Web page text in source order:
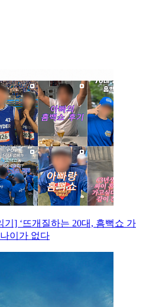
기] ‘뜨개질하는 20대, 흠뻑쇼 가
이가 없다